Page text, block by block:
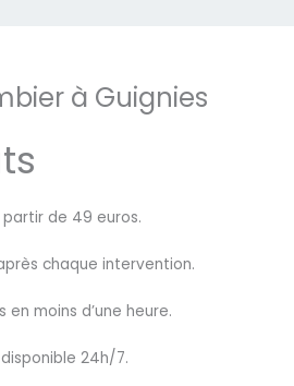
à Guignies
de 49 euros.
chaque intervention.
moins d’une heure.
24h/7.